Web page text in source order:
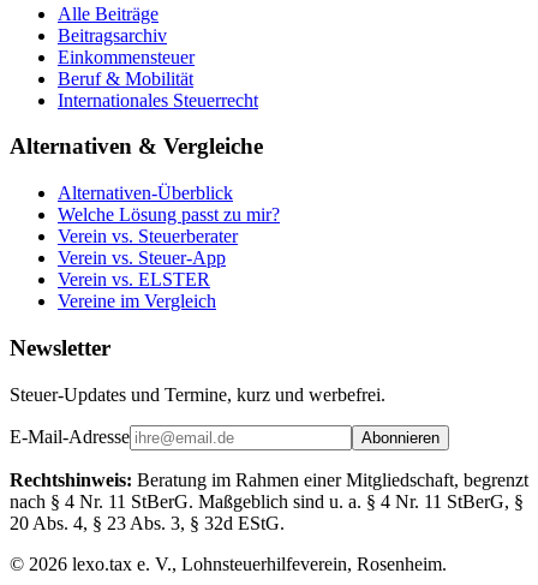
Alle Beiträge
Beitragsarchiv
Einkommensteuer
Beruf & Mobilität
Internationales Steuerrecht
Alternativen & Vergleiche
Alternativen-Überblick
Welche Lösung passt zu mir?
Verein vs. Steuerberater
Verein vs. Steuer-App
Verein vs. ELSTER
Vereine im Vergleich
Newsletter
Steuer-Updates und Termine, kurz und werbefrei.
E-Mail-Adresse Abonnieren
Rechtshinweis: Beratung im Rahmen einer Mitgliedschaft, begrenzt
nach § 4 Nr. 11 StBerG. Maßgeblich sind u. a. § 4 Nr. 11 StBerG, §
20 Abs. 4, § 23 Abs. 3, § 32d EStG.
© 2026 lexo.tax e. V., Lohnsteuerhilfeverein, Rosenheim.